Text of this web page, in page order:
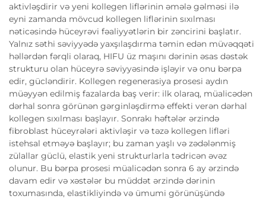
aktivləşdirir və yeni kollegen liflərinin əmələ gəlməsi ilə
eyni zamanda mövcud kollegen liflərinin sıxılması
nəticəsində hüceyrəvi fəaliyyətlərin bir zəncirini başlatır.
Yalnız səthi səviyyədə yaxşılaşdırma təmin edən müvəqqəti
həllərdən fərqli olaraq, HIFU üz maşını dərinin əsas dəstək
strukturu olan hüceyrə səviyyəsində işləyir və onu bərpa
edir, gücləndirir. Kollegen regenerasiya prosesi aydın
müəyyən edilmiş fazalarda baş verir: ilk olaraq, müalicədən
dərhal sonra görünən gərginləşdirmə effekti verən dərhal
kollegen sıxılması başlayır. Sonrakı həftələr ərzində
fibroblast hüceyrələri aktivləşir və təzə kollegen lifləri
istehsal etməyə başlayır; bu zaman yaşlı və zədələnmiş
zülallar güclü, elastik yeni strukturlarla tədricən əvəz
olunur. Bu bərpa prosesi müalicədən sonra 6 ay ərzində
davam edir və xəstələr bu müddət ərzində dərinin
toxumasında, elastikliyində və ümumi görünüşündə